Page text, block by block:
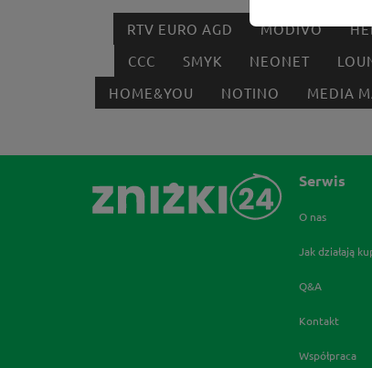
RTV EURO AGD MODIVO
CCC
SMYK NEONET
HOME&YOU
NOTINO MEDIA
Serwis
O nas
Jak działają
Q&A
Kontakt
Współpraca